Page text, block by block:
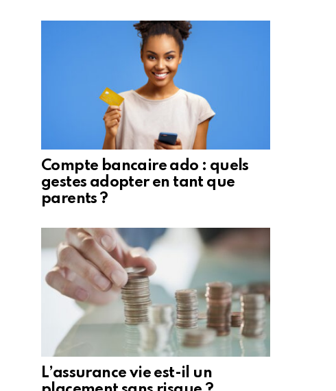
Compte bancaire ado : quels
gestes adopter en tant que
parents ?
L’assurance vie est-il un